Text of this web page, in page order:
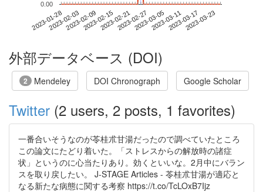
2023-01-282023-02-032023-02-092023-02-152023-02-212023-02-272023-03-052023-03-112023-03-172023-03-23
0.00
外部データベース (DOI)
2 Mendeley DOI Chronograph Google Scholar
Twitter (2 users, 2 posts, 1 favorites)
一番合いそうなのが苓桂朮甘湯だったので調べていたところ
この論文にたどり着いた。「ストレスからの解放時の諸症
状」というのに心当たりあり。効くといいな。2月中にバラン
スを取り戻したい。 J-STAGE Articles - 苓桂朮甘湯が適応と
なる新たな病態に関する考察 https://t.co/TcLOxB7Ijz